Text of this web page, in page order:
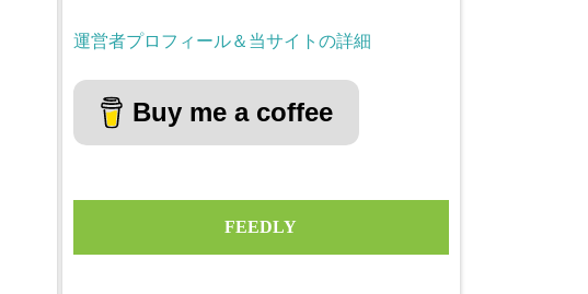
運営者プロフィール＆当サイトの詳細
Buy me a coffee
FEEDLY